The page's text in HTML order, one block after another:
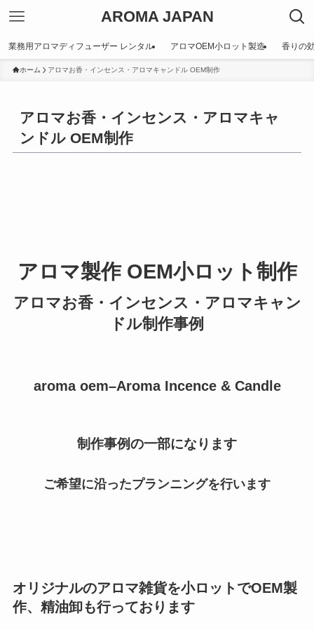
AROMA JAPAN
業務用アロマディフューザー レンタル アロマOEM小ロット製造 香りの
ホーム アロマお香・インセンス・アロマキャンドル OEM制作
アロマお香・インセンス・アロマキャ
ンドル OEM制作
アロマ製作 OEM小ロット制作
アロマお香・インセンス・アロマキャン
ドル制作事例
aroma oem–Aroma Incence & Candle
制作事例の一部になります
ご希望に沿ったプランニングを行います
オリジナルのアロマ雑貨を小ロットでOEM製
作、精油卸も行っております